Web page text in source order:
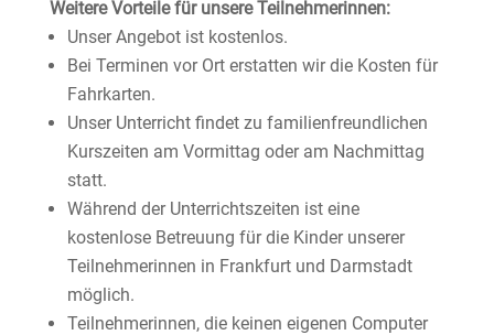
Weitere Vorteile für unsere Teilnehmerinnen:
Unser Angebot ist kostenlos.
Bei Terminen vor Ort erstatten wir die Kosten für
Fahrkarten.
Unser Unterricht findet zu familienfreundlichen
Kurszeiten am Vormittag oder am Nachmittag
statt.
Während der Unterrichtszeiten ist eine
kostenlose Betreuung für die Kinder unserer
Teilnehmerinnen in Frankfurt und Darmstadt
möglich.
Teilnehmerinnen, die keinen eigenen Computer